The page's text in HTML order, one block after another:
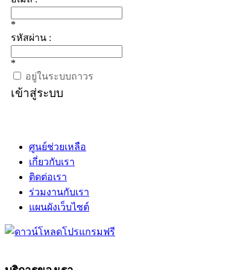
*
รหัสผ่าน :
*
อยู่ในระบบถาวร
เข้าสู่ระบบ
ศูนย์ช่วยเหลือ
เกี่ยวกับเรา
ติดต่อเรา
ร่วมงานกับเรา
แผนผังเว็บไซต์